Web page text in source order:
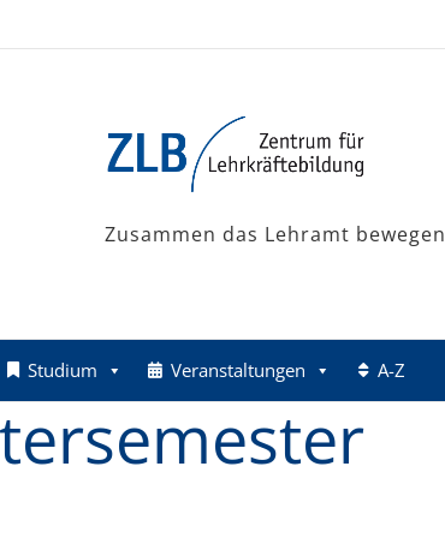
Zusammen das Lehramt bewegen
Studium Veranstaltungen A-Z